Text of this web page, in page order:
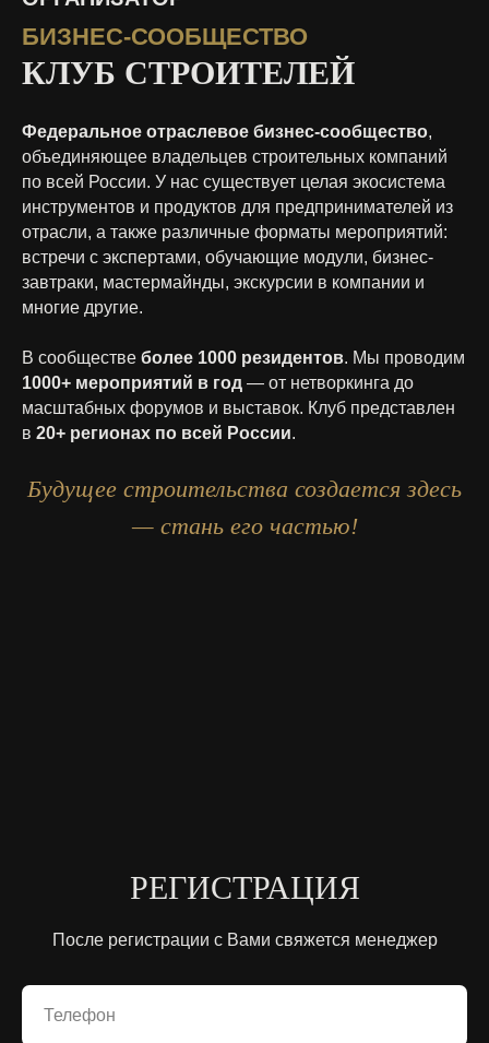
БИЗНЕС-СООБЩЕСТВО
КЛУБ СТРОИТЕЛЕЙ
Федеральное отраслевое бизнес-сообщество,
объединяющее владельцев строительных компаний
по всей России. У нас существует целая экосистема
инструментов и продуктов для предпринимателей из
отрасли, а также различные форматы мероприятий:
встречи с экспертами, обучающие модули, бизнес-
завтраки, мастермайнды, экскурсии в компании и
многие другие.
В сообществе более 1000 резидентов. Мы проводим
1000+ мероприятий в год — от нетворкинга до
масштабных форумов и выставок. Клуб представлен
в 20+ регионах по всей России.
Будущее строительства создается здесь
— стань его частью!
РЕГИСТРАЦИЯ
После регистрации с Вами свяжется менеджер